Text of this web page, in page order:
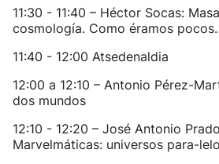
11:30 - 11:40 – Héctor Socas:
cosmología. Como éramos
11:40 - 12:00 Atsedenaldia
12:00 a 12:10 – Antonio Pérez-
dos mundos
12:10 - 12:20 – José Antonio
Marvelmáticas: universos para-